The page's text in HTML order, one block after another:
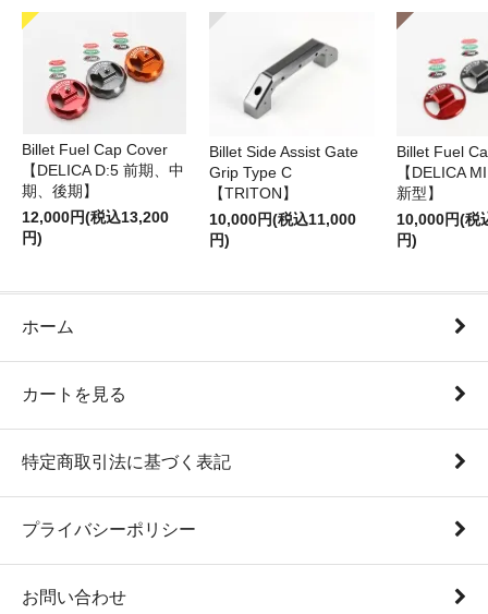
Billet Fuel Cap Cover
【DELICA D:5 前期、中
期、後期】
12,000円(税込13,200
円)
Billet Side Assist Gate
Grip Type C
【TRITON】
10,000円(税込11,000
円)
Billet Fuel
【DELICA
新型】
10,000円(税
円)
ホーム
カートを見る
特定商取引法に基づく表記
プライバシーポリシー
お問い合わせ